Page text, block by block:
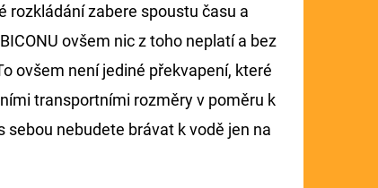
rozkládání zabere spoustu času a
ovšem nic z toho neplatí a bez
ovšem není jediné překvapení, které
transportními rozměry v poměru k
nebudete brávat k vodě jen na